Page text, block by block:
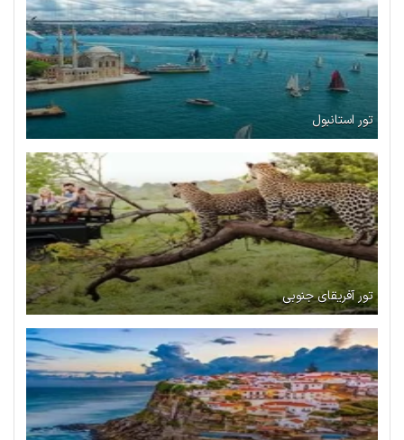
تور استانبول
تور آفریقای جنوبی